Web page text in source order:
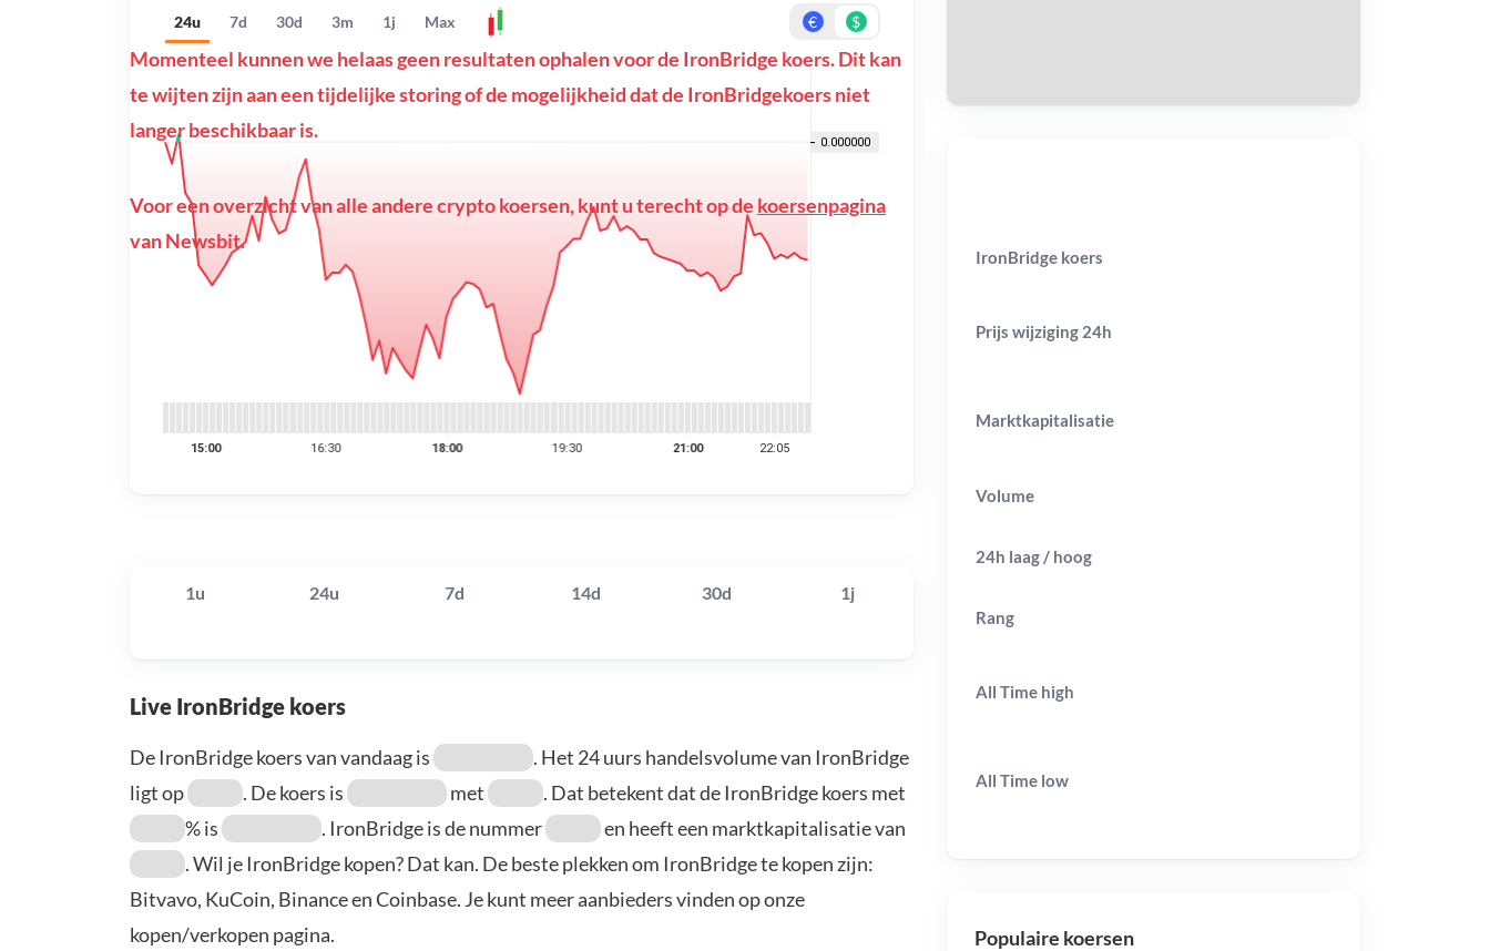
24u 7d 30d 3m 1j Max € $
Momenteel kunnen we helaas geen resultaten ophalen voor de IronBridge koers. Dit kan
te wijten zijn aan een tijdelijke storing of de mogelijkheid dat de IronBridgekoers niet
langer beschikbaar is.
Voor een overzicht van alle andere crypto koersen, kunt u terecht op de koersenpagina
van Newsbit.
1u 24u 7d 14d 30d 1j
Live IronBridge koers
De IronBridge koers van vandaag is
. Het 24 uurs handelsvolume van IronBridge
ligt op
. De koers is met
. Dat betekent dat de IronBridge koers met
% is
. IronBridge is de nummer
en heeft een marktkapitalisatie van
. Wil je IronBridge kopen? Dat kan. De beste plekken om IronBridge te kopen zijn:
Bitvavo, KuCoin, Binance en Coinbase. Je kunt meer aanbieders vinden op onze
kopen/verkopen pagina.
IronBridge koers
Prijs wijziging 24h
Marktkapitalisatie
Volume
24h laag / hoog
Rang
All Time high
All Time low
Populaire koersen